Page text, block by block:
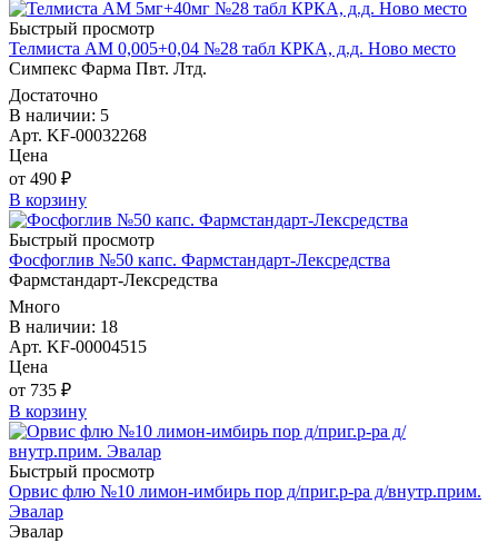
Быстрый просмотр
Телмиста АМ 0,005+0,04 №28 табл КРКА, д.д. Ново место
Симпекс Фарма Пвт. Лтд.
Достаточно
В наличии: 5
Арт. KF-00032268
Цена
от 490 ₽
В корзину
Быстрый просмотр
Фосфоглив №50 капс. Фармстандарт-Лексредства
Фармстандарт-Лексредства
Много
В наличии: 18
Арт. KF-00004515
Цена
от 735 ₽
В корзину
Быстрый просмотр
Орвис флю №10 лимон-имбирь пор д/приг.р-ра д/внутр.прим.
Эвалар
Эвалар